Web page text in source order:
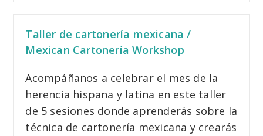
Taller de cartonería mexicana /
Mexican Cartonería Workshop
Acompáñanos a celebrar el mes de la
herencia hispana y latina en este taller
de 5 sesiones donde aprenderás sobre la
técnica de cartonería mexicana y crearás